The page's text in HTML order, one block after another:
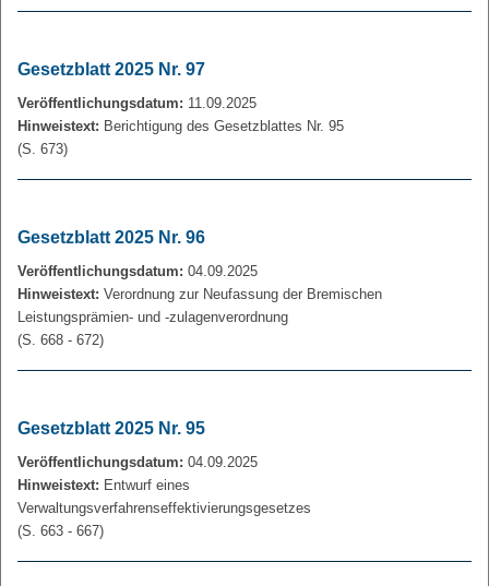
Gesetzblatt 2025 Nr. 97
Veröffentlichungsdatum: 11.09.2025
Hinweistext: Berichtigung des Gesetzblattes Nr. 95
(S. 673)
Gesetzblatt 2025 Nr. 96
Veröffentlichungsdatum: 04.09.2025
Hinweistext: Verordnung zur Neufassung der Bremischen
Leistungsprämien- und ‑zulagenverordnung
(S. 668 - 672)
Gesetzblatt 2025 Nr. 95
Veröffentlichungsdatum: 04.09.2025
Hinweistext: Entwurf eines
Verwaltungsverfahrenseffektivierungsgesetzes
(S. 663 - 667)